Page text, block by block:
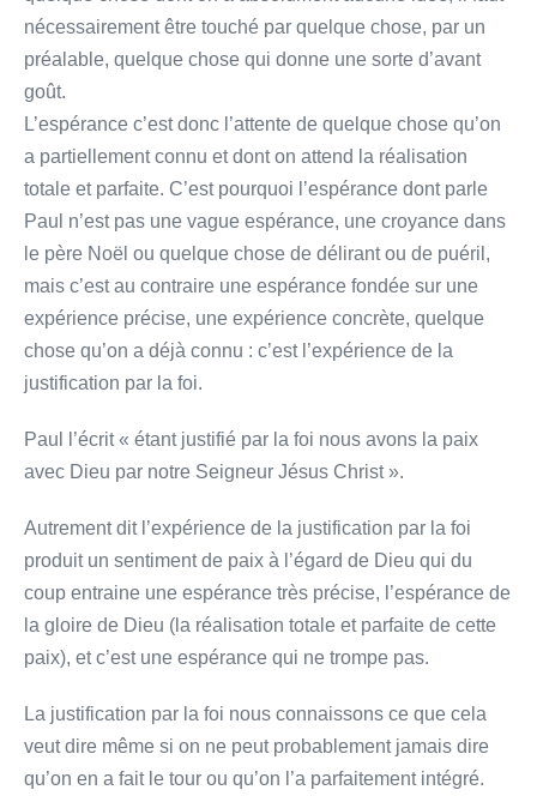
nécessairement être touché par quelque chose, par un
préalable, quelque chose qui donne une sorte d’avant
goût.
L’espérance c’est donc l’attente de quelque chose qu’on
a partiellement connu et dont on attend la réalisation
totale et parfaite. C’est pourquoi l’espérance dont parle
Paul n’est pas une vague espérance, une croyance dans
le père Noël ou quelque chose de délirant ou de puéril,
mais c’est au contraire une espérance fondée sur une
expérience précise, une expérience concrète, quelque
chose qu’on a déjà connu : c’est l’expérience de la
justification par la foi.
Paul l’écrit « étant justifié par la foi nous avons la paix
avec Dieu par notre Seigneur Jésus Christ ».
Autrement dit l’expérience de la justification par la foi
produit un sentiment de paix à l’égard de Dieu qui du
coup entraine une espérance très précise, l’espérance de
la gloire de Dieu (la réalisation totale et parfaite de cette
paix), et c’est une espérance qui ne trompe pas.
La justification par la foi nous connaissons ce que cela
veut dire même si on ne peut probablement jamais dire
qu’on en a fait le tour ou qu’on l’a parfaitement intégré.